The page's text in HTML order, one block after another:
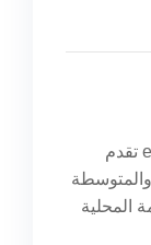
تقدم eHR حلولًا متكاملة لمعالجة أخطاء إدارة